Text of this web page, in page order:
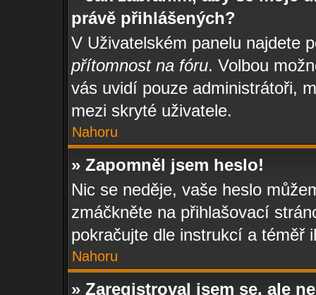
právě přihlášených?
V Uživatelském panelu najdete
přítomnost na fóru. Volbou
vás uvidí pouze administrátoři,
mezi skryté uživatele.
Nahoru
» Zapomněl jsem heslo!
Nic se neděje, vaše heslo
zmáčkněte na přihlašovací
pokračujte dle instrukcí a téměř
Nahoru
» Zaregistroval jsem se, ale